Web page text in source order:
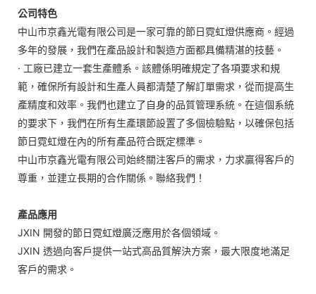
公司特色
中山市京鑫光電有限公司是一家可靠的節日霓虹燈供應商。經過
多年的發展，我們在產品設計和製造方面都具備精湛的技藝。
· 工廠已建立一套生產體系。該體係明確規定了各項要求和規
範，確保所有設計和生產人員都清楚了解訂單需求，從而提高生
產精度和效率。我們也建立了自身的品質管理系統。在這個系統
的要求下，我們在所有生產環節設置了多個檢驗點，以確保包括
節日霓虹燈在內的所有產品符合既定標準。
中山市京鑫光電有限公司始終關注客戶的需求，力求贏得客戶的
尊重，並建立長期的合作關係。聯絡我們！
產品應用
JXIN 開發的節日霓虹燈廣泛應用於各個領域。
JXIN 透過向客戶提供一站式高品質解決方案，最大限度地滿足
客戶的需求。